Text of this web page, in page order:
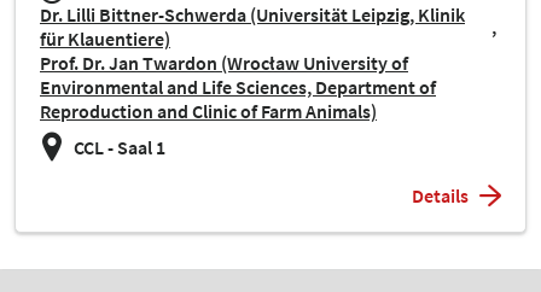
Dr. Lilli Bittner-Schwerda (Universität Leipzig, Klinik
für Klauentiere)
Prof. Dr. Jan Twardon (Wrocław University of
Environmental and Life Sciences, Department of
Reproduction and Clinic of Farm Animals)
CCL - Saal 1
Details